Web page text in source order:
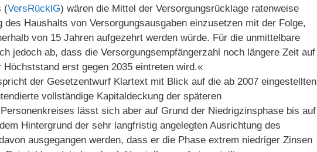
(VersRücklG) wären die Mittel der Versorgungsrücklage ratenweise
des Haushalts von Versorgungsausgaben einzusetzen mit der Folge,
von 15 Jahren aufgezehrt werden würde. Für die unmittelbare
jedoch ab, dass die Versorgungsempfängerzahl noch längere Zeit auf
Höchststand erst gegen 2035 eintreten wird.«
der Gesetzentwurf Klartext mit Blick auf die ab 2007 eingestellten
vollständige Kapitaldeckung der späteren
lässt sich aber auf Grund der Niedrigzinsphase bis auf
Hintergrund der sehr langfristig angelegten Ausrichtung des
ausgegangen werden, dass er die Phase extrem niedriger Zinsen